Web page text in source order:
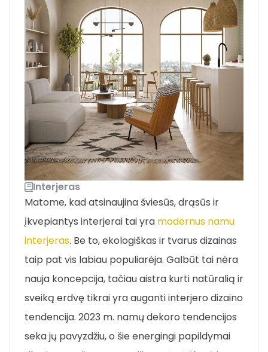
Interjeras
Matome, kad atsinaujina šviesūs, drąsūs ir
įkvepiantys interjerai tai yra modernus namu
interjeras. Be to, ekologiškas ir tvarus dizainas
taip pat vis labiau populiarėja. Galbūt tai nėra
nauja koncepcija, tačiau aistra kurti natūralią ir
sveiką erdvę tikrai yra auganti interjero dizaino
tendencija. 2023 m. namų dekoro tendencijos
seka jų pavyzdžiu, o šie energingi papildymai